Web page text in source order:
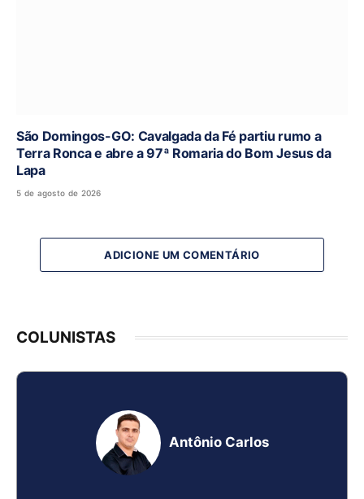
São Domingos-GO: Cavalgada da Fé partiu rumo a
Terra Ronca e abre a 97ª Romaria do Bom Jesus da
Lapa
5 de agosto de 2026
ADICIONE UM COMENTÁRIO
COLUNISTAS
Antônio Carlos